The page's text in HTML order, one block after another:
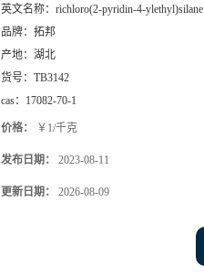
英文名称： richloro(2-pyridin-4-ylethyl)silane
品牌： 拓邦
产地： 湖北
货号： TB3142
cas： 17082-70-1
价格： ￥1/千克
发布日期： 2023-08-11
更新日期： 2026-08-09